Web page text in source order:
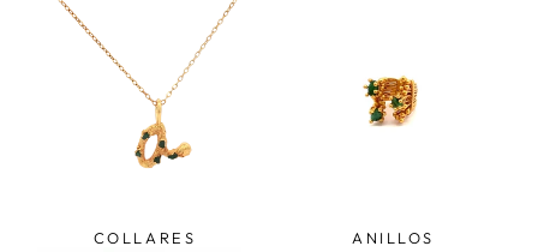
COLLARES ANILLOS